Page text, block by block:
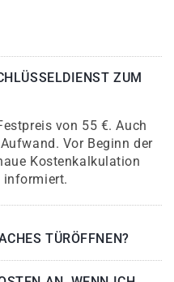
ZUM
von 55 €. Auch
Vor Beginn der
Kostenkalkulation
informiert.
TÜRÖFFNEN?